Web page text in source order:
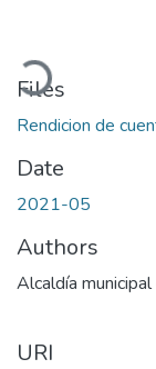
Files
Rendicion de
Date
2021-05
Authors
Alcaldía
URI